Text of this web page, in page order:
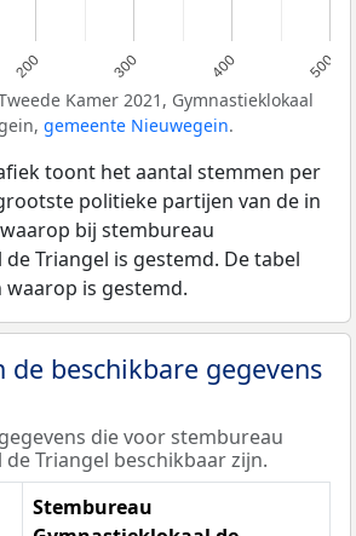
200 300 400 500
Kamer 2021, Gymnastieklokaal
gemeente Nieuwegein.
toont het aantal stemmen per
politieke partijen van de in
bij stembureau
Triangel is gestemd. De tabel
is gestemd.
de beschikbare gegevens
die voor stembureau
Triangel beschikbaar zijn.
Stembureau